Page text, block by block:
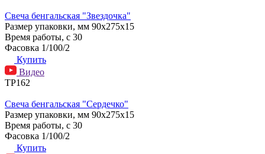
Свеча бенгальская "Звездочка"
Размер упаковки, мм 90х275х15
Время работы, с 30
Фасовка 1/100/2
Купить
Видео
ТР162
Свеча бенгальская "Сердечко"
Размер упаковки, мм 90х275х15
Время работы, с 30
Фасовка 1/100/2
Купить